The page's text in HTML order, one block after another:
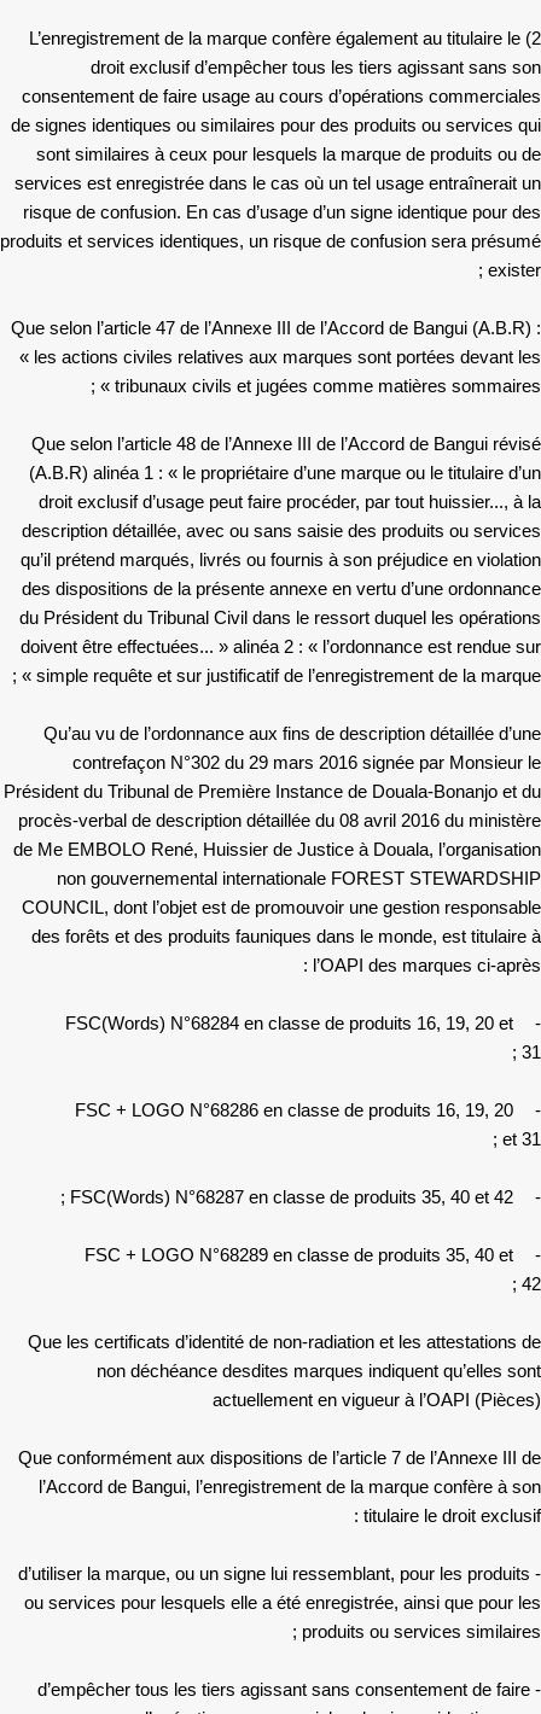
2) L’enregistrement de la marque confère également au titulaire le
droit exclusif d’empêcher tous les tiers agissant sans son
consentement de faire usage au cours d’opérations commerciales
de signes identiques ou similaires pour des produits ou services qui
sont similaires à ceux pour lesquels la marque de produits ou de
services est enregistrée dans le cas où un tel usage entraînerait un
risque de confusion. En cas d’usage d’un signe identique pour des
produits et services identiques, un risque de confusion sera présumé
exister ;
Que selon l’article 47 de l’Annexe III de l’Accord de Bangui (A.B.R) :
« les actions civiles relatives aux marques sont portées devant les
tribunaux civils et jugées comme matières sommaires » ;
Que selon l’article 48 de l’Annexe III de l’Accord de Bangui révisé
(A.B.R) alinéa 1 : « le propriétaire d’une marque ou le titulaire d’un
droit exclusif d’usage peut faire procéder, par tout huissier..., à la
description détaillée, avec ou sans saisie des produits ou services
qu’il prétend marqués, livrés ou fournis à son préjudice en violation
des dispositions de la présente annexe en vertu d’une ordonnance
du Président du Tribunal Civil dans le ressort duquel les opérations
doivent être effectuées... » alinéa 2 : « l’ordonnance est rendue sur
simple requête et sur justificatif de l’enregistrement de la marque » ;
Qu’au vu de l’ordonnance aux fins de description détaillée d’une
contrefaçon N°302 du 29 mars 2016 signée par Monsieur le
Président du Tribunal de Première Instance de Douala-Bonanjo et du
procès-verbal de description détaillée du 08 avril 2016 du ministère
de Me EMBOLO René, Huissier de Justice à Douala, l’organisation
non gouvernemental internationale FOREST STEWARDSHIP
COUNCIL, dont l’objet est de promouvoir une gestion responsable
des forêts et des produits fauniques dans le monde, est titulaire à
l’OAPI des marques ci-après :
-
FSC(Words) N°68284 en classe de produits 16, 19, 20 et
31 ;
-
FSC + LOGO N°68286 en classe de produits 16, 19, 20
et 31 ;
-
FSC(Words) N°68287 en classe de produits 35, 40 et 42 ;
-
FSC + LOGO N°68289 en classe de produits 35, 40 et
42 ;
Que les certificats d’identité de non-radiation et les attestations de
non déchéance desdites marques indiquent qu’elles sont
actuellement en vigueur à l’OAPI (Pièces)
Que conformément aux dispositions de l’article 7 de l’Annexe III de
l’Accord de Bangui, l’enregistrement de la marque confère à son
titulaire le droit exclusif :
- d’utiliser la marque, ou un signe lui ressemblant, pour les produits
ou services pour lesquels elle a été enregistrée, ainsi que pour les
produits ou services similaires ;
- d’empêcher tous les tiers agissant sans consentement de faire